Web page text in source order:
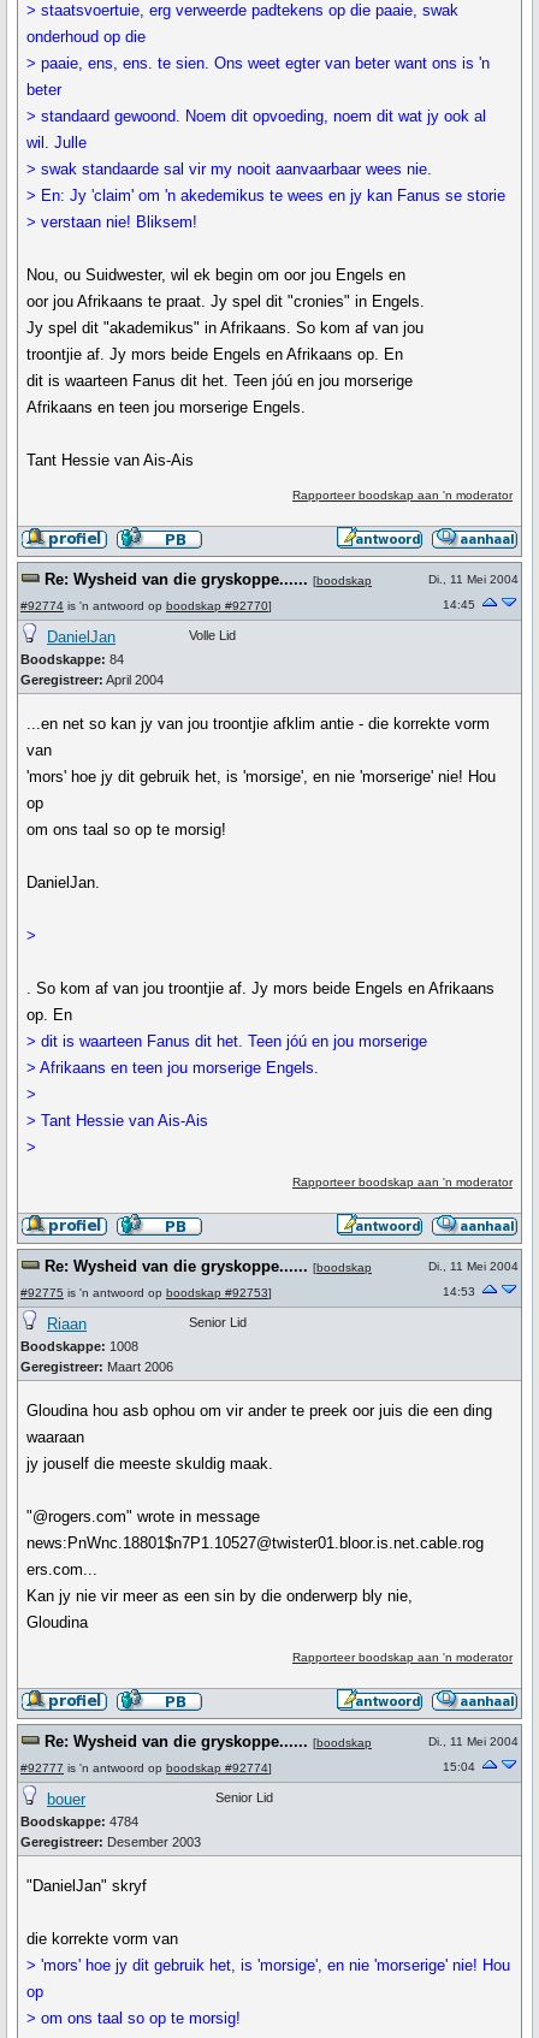
> staatsvoertuie, erg verweerde padtekens op die paaie, swak
onderhoud op die
> paaie, ens, ens. te sien. Ons weet egter van beter want ons is 'n
beter
> standaard gewoond. Noem dit opvoeding, noem dit wat jy ook al
wil. Julle
> swak standaarde sal vir my nooit aanvaarbaar wees nie.
> En: Jy 'claim' om 'n akedemikus te wees en jy kan Fanus se storie
> verstaan nie! Bliksem!
Nou, ou Suidwester, wil ek begin om oor jou Engels en
oor jou Afrikaans te praat. Jy spel dit "cronies" in Engels.
Jy spel dit "akademikus" in Afrikaans. So kom af van jou
troontjie af. Jy mors beide Engels en Afrikaans op. En
dit is waarteen Fanus dit het. Teen jóú en jou morserige
Afrikaans en teen jou morserige Engels.
Tant Hessie van Ais-Ais
Rapporteer boodskap aan 'n moderator
Re: Wysheid van die gryskoppe...... [boodskap
#92774 is 'n antwoord op boodskap #92770]
Di., 11 Mei 2004
14:45
DanielJan
Boodskappe: 84
Geregistreer: April 2004
Volle Lid
...en net so kan jy van jou troontjie afklim antie - die korrekte vorm
van
'mors' hoe jy dit gebruik het, is 'morsige', en nie 'morserige' nie! Hou
op
om ons taal so op te morsig!
DanielJan.
>
. So kom af van jou troontjie af. Jy mors beide Engels en Afrikaans
op. En
> dit is waarteen Fanus dit het. Teen jóú en jou morserige
> Afrikaans en teen jou morserige Engels.
>
> Tant Hessie van Ais-Ais
>
Rapporteer boodskap aan 'n moderator
Re: Wysheid van die gryskoppe...... [boodskap
#92775 is 'n antwoord op boodskap #92753]
Di., 11 Mei 2004
14:53
Riaan
Boodskappe: 1008
Geregistreer: Maart 2006
Senior Lid
Gloudina hou asb ophou om vir ander te preek oor juis die een ding
waaraan
jy jouself die meeste skuldig maak.
"@rogers.com" wrote in message
news:PnWnc.18801$n7P1.10527@twister01.bloor.is.net.cable.rog
ers.com...
Kan jy nie vir meer as een sin by die onderwerp bly nie,
Gloudina
Rapporteer boodskap aan 'n moderator
Re: Wysheid van die gryskoppe...... [boodskap
#92777 is 'n antwoord op boodskap #92774]
Di., 11 Mei 2004
15:04
bouer
Boodskappe: 4784
Geregistreer: Desember 2003
Senior Lid
"DanielJan" skryf
die korrekte vorm van
> 'mors' hoe jy dit gebruik het, is 'morsige', en nie 'morserige' nie! Hou
op
> om ons taal so op te morsig!